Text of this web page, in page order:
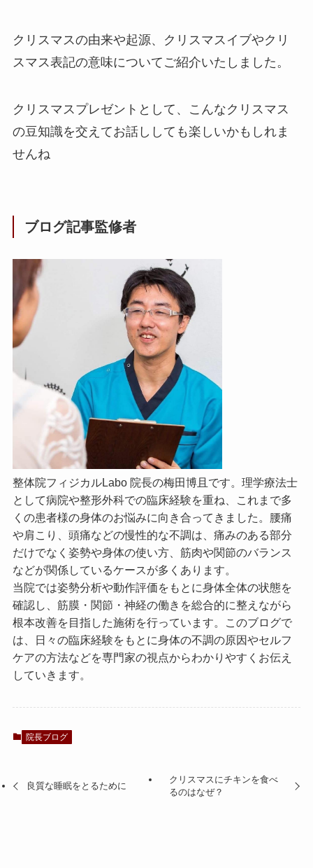
クリスマスの由来や起源、クリスマスイブやクリ
スマス表記の意味についてご紹介いたしました。
クリスマスプレゼントとして、こんなクリスマス
の豆知識を交えてお話ししても楽しいかもしれま
せんね
ブログ記事監修者
整体院フィジカルLabo 院長の梅田博且です。理学療法士
として病院や整形外科での臨床経験を重ね、これまで多
くの患者様の身体のお悩みに向き合ってきました。腰痛
や肩こり、頭痛などの慢性的な不調は、痛みのある部分
だけでなく姿勢や身体の使い方、筋肉や関節のバランス
などが関係しているケースが多くあります。
当院では姿勢分析や動作評価をもとに身体全体の状態を
確認し、筋膜・関節・神経の働きを総合的に整えながら
根本改善を目指した施術を行っています。このブログで
は、日々の臨床経験をもとに身体の不調の原因やセルフ
ケアの方法などを専門家の視点からわかりやすくお伝え
していきます。
院長ブログ
良質な睡眠をとるために
クリスマスにチキンを食べ
るのはなぜ？